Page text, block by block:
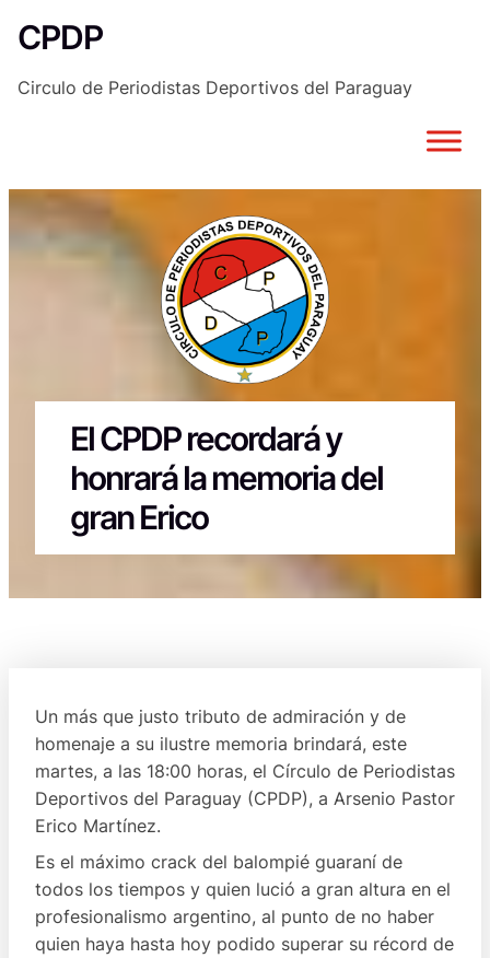
Saltar
al
contenido
CPDP
Circulo de Periodistas Deportivos del Paraguay
El CPDP recordará y
honrará la memoria del
gran Erico
Un más que justo tributo de admiración y de
homenaje a su ilustre memoria brindará, este
martes, a las 18:00 horas, el Círculo de Periodistas
Deportivos del Paraguay (CPDP), a Arsenio Pastor
Erico Martínez.
Es el máximo crack del balompié guaraní de
todos los tiempos y quien lució a gran altura en el
profesionalismo argentino, al punto de no haber
quien haya hasta hoy podido superar su récord de